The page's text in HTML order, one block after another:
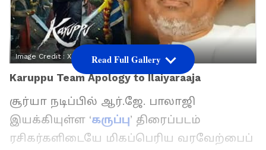
Image Credit : X
Karuppu Team Apology to Ilaiyaraaja
சூர்யா நடிப்பில் ஆர்.ஜே. பாலாஜி
இயக்கியுள்ள ‘கருப்பு’ திரைப்படம்
ரசிகர்களிடையே மிகப்பெரிய வரவேற்பைப்
Read Full Gallery